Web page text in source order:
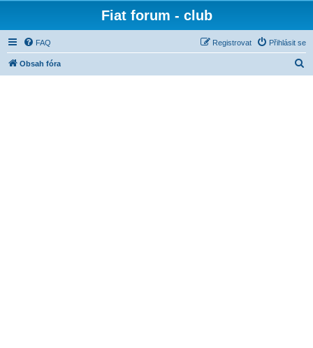
Fiat forum - club
FAQ Přihlásit se
Registrovat
Obsah fóra